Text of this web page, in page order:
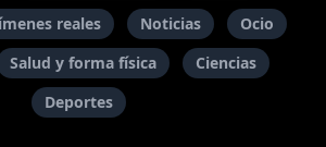
reales Noticias
Ocio
Salud y forma física
Ciencias
Deportes